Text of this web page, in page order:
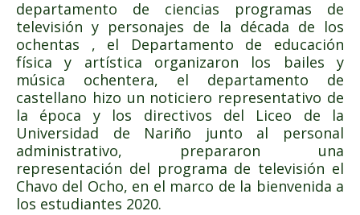
departamento de ciencias programas de
televisión y personajes de la década de los
ochentas , el Departamento de educación
física y artística organizaron los bailes y
música ochentera, el departamento de
castellano hizo un noticiero representativo de
la época y los directivos del Liceo de la
Universidad de Nariño junto al personal
administrativo, prepararon una
representación del programa de televisión el
Chavo del Ocho, en el marco de la bienvenida a
los estudiantes 2020.